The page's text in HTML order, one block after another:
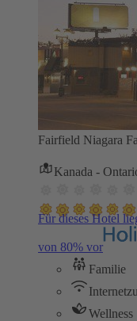
Fairfield Niagara
Kanada -
Für dieses Hotel
von 80% vor
Familie
Wellness